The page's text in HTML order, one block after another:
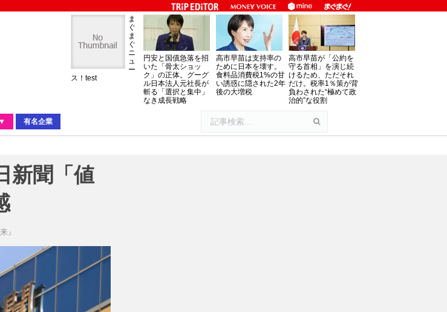
ま
ぐ
ま
ぐ
ニ
ュ
ー
ス！test
円安と国債急落を招
いた「骨太ショッ
ク」の正体。グーグ
ル日本法人元社長が
斬る「選択と集中」
なき成長戦略
高市早苗は支持率の
ために日本を壊す。
食料品消費税1%の甘
い誘惑に隠された2年
後の大増税
高市早苗が「公約を
守る首相」を演じ続
けるため、ただそれ
だけ。税率1％策が背
負わされた“極めて政
治的”な役割
有名企業
新聞「値
』